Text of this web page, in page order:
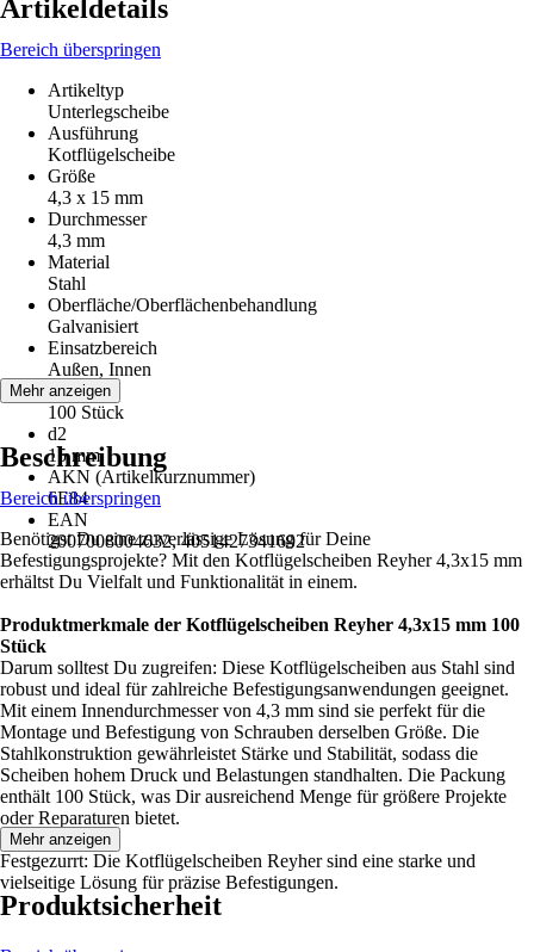
Artikeldetails
Bereich überspringen
Artikeltyp
Unterlegscheibe
Ausführung
Kotflügelscheibe
Größe
4,3 x 15 mm
Durchmesser
4,3 mm
Material
Stahl
Oberfläche/Oberflächenbehandlung
Galvanisiert
Einsatzbereich
Außen, Innen
Inhalt
100 Stück
d2
15 mm
AKN (Artikelkurznummer)
6E84
EAN
2007008004632, 4051427341692
Mehr anzeigen
Beschreibung
Bereich überspringen
Benötigst Du eine zuverlässige Lösung für Deine
Befestigungsprojekte? Mit den Kotflügelscheiben Reyher 4,3x15 mm
erhältst Du Vielfalt und Funktionalität in einem.
Produktmerkmale der Kotflügelscheiben Reyher 4,3x15 mm 100
Stück
Darum solltest Du zugreifen: Diese Kotflügelscheiben aus Stahl sind
robust und ideal für zahlreiche Befestigungsanwendungen geeignet.
Mit einem Innendurchmesser von 4,3 mm sind sie perfekt für die
Montage und Befestigung von Schrauben derselben Größe. Die
Stahlkonstruktion gewährleistet Stärke und Stabilität, sodass die
Scheiben hohem Druck und Belastungen standhalten. Die Packung
enthält 100 Stück, was Dir ausreichend Menge für größere Projekte
oder Reparaturen bietet.
Festgezurrt: Die Kotflügelscheiben Reyher sind eine starke und
vielseitige Lösung für präzise Befestigungen.
Mehr anzeigen
Produktsicherheit